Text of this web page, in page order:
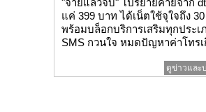
"จ่ายแล้วจบ" โปรย้ายค่ายจาก
แค่ 399 บาท ได้เน็ตใช้จุใจถึง
พร้อมบล็อกบริการเสริมทุกประเ
SMS กวนใจ หมดปัญหาค่าโทรเ
ดูข่าวและ